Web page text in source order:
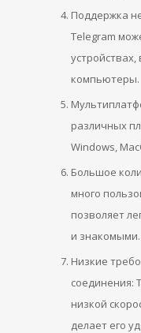
Поддержка
Telegram
компьютеры.
различных
Windows,
Большое
много
позволяет
и знакомыми.
Низкие
соединения:
низкой
делает его